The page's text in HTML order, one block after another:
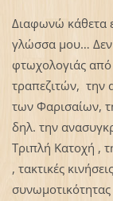
Διαφωνώ κάθετα
γλώσσα μου… Δεν
φτωχολογιάς
τραπεζιτών, την
των Φαρισαίων,
δηλ. την
Τριπλή Κατοχή ,
, τακτικές